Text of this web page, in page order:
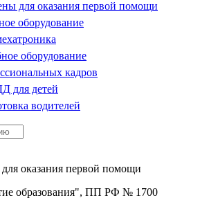
для оказания первой помощи
оборудование
оборудование
кадров
для детей
водителей
оказания первой помощи
образования", ПП РФ № 1700